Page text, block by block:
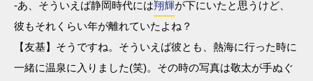
-あ、そういえば静岡時代には翔輝が下にいたと思うけど、
彼もそれくらい年が離れていたよね？
【友基】そうですね。そういえば彼とも、熱海に行った時に
一緒に温泉に入りました(笑)。その時の写真は敬太が手ぬぐ